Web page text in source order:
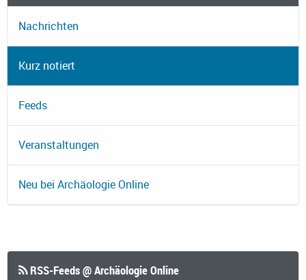
Nachrichten
Kurz notiert
Feeds
Veranstaltungen
Neu bei Archäologie Online
RSS-Feeds @ Archäologie Online